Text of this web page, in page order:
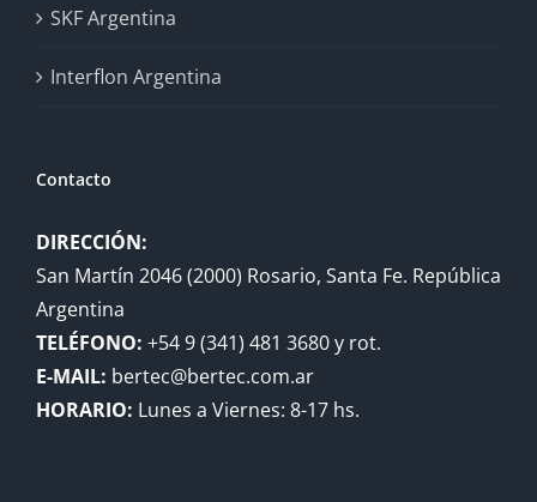
SKF Argentina
Interflon Argentina
Contacto
DIRECCIÓN:
San Martín 2046 (2000) Rosario, Santa Fe. República
Argentina
TELÉFONO: +54 9 (341) 481 3680 y rot.
E-MAIL: bertec@bertec.com.ar
HORARIO: Lunes a Viernes: 8-17 hs.